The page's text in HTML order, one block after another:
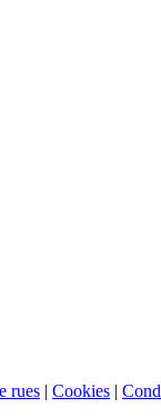
rues | Cookies |